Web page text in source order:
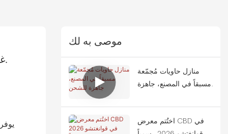
كأس العالم قطر 2022 - فندق حاويات المشجعين لكرة القدم، قدمت شركة CCP 3500 غرفة لهذا المشروع.
موصى به لك
منازل حاويات مُجمّعة
مسبقاً في المصنع، جاهزة
اختُتم معرض CBD في